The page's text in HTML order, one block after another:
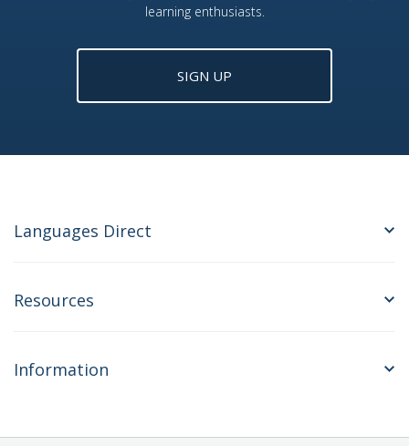
learning enthusiasts.
SIGN UP
Languages Direct
Resources
Information